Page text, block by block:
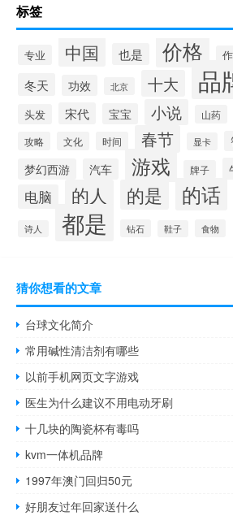
标签
专业 中国 也是 价格
冬天 功效 北京 十大 品
头发 宋代 宝宝 小说 山药
攻略 文化 时间 春节 显卡
梦幻西游 汽车 游戏 牌子
电脑 的人 的是 的话
诗人 都是 钻石 鞋子 食物
猜你想看的文章
台球文化简介
常用碱性清洁剂有哪些
以前手机网页文字游戏
医生为什么建议不用电动牙刷
十几块的陶瓷杯有毒吗
kvm一体机品牌
1997年澳门回归50元
好朋友过年回家送什么